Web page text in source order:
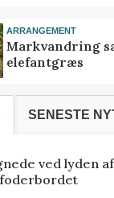
ARRANGEMENT
Markvandring
elefantgræs
SENESTE
ved lyden
foderbordet